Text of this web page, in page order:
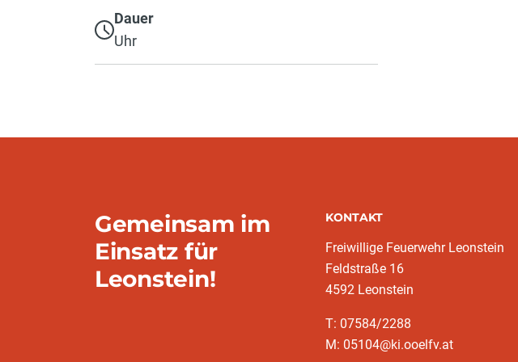
Dauer
Uhr
Gemeinsam im
Einsatz für
Leonstein!
KONTAKT
Freiwillige Feuerwehr Leonstein
Feldstraße 16
4592 Leonstein
T: 07584/2288
M: 05104@ki.ooelfv.at